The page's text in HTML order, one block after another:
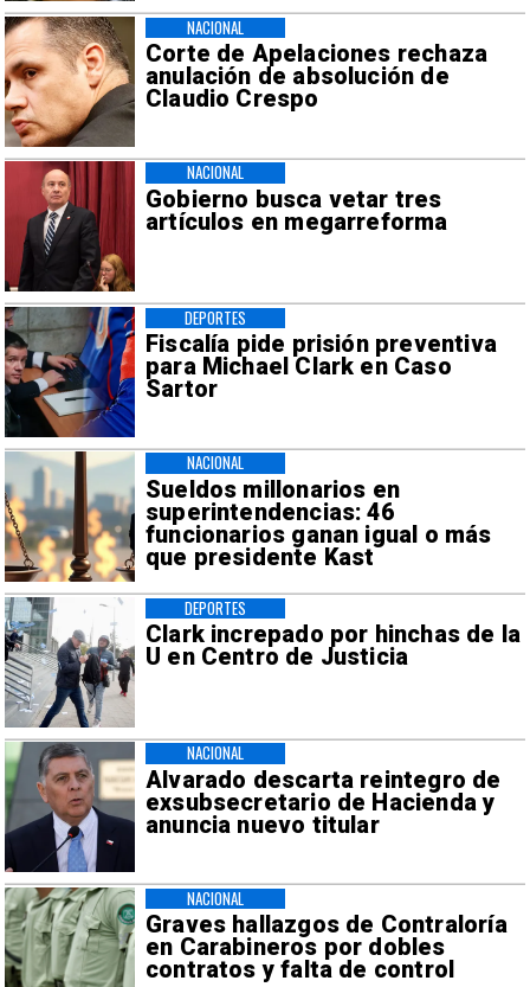
Corte de Apelaciones rechaza
anulación de absolución de
Claudio Crespo
NACIONAL
Gobierno busca vetar tres
artículos en megarreforma
NACIONAL
Fiscalía pide prisión preventiva
para Michael Clark en Caso
Sartor
DEPORTES
Sueldos millonarios en
superintendencias: 46
funcionarios ganan igual o más
que presidente Kast
NACIONAL
Clark increpado por hinchas de la
U en Centro de Justicia
DEPORTES
Alvarado descarta reintegro de
exsubsecretario de Hacienda y
anuncia nuevo titular
NACIONAL
Graves hallazgos de Contraloría
en Carabineros por dobles
contratos y falta de control
NACIONAL